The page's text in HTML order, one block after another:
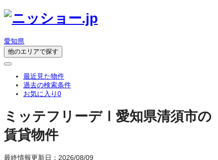
愛知県
他のエリアで探す
最近見た物件
過去の検索条件
お気に入り0
ミッテフリーデⅠ 愛知県清須市の
賃貸物件
最終情報更新日：2026/08/09